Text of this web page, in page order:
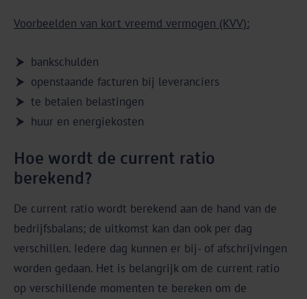
Voorbeelden van kort vreemd vermogen (KVV):
bankschulden
openstaande facturen bij leveranciers
te betalen belastingen
huur en energiekosten
Hoe wordt de current ratio
berekend?
De current ratio wordt berekend aan de hand van de
bedrijfsbalans; de uitkomst kan dan ook per dag
verschillen. Iedere dag kunnen er bij- of afschrijvingen
worden gedaan. Het is belangrijk om de current ratio
op verschillende momenten te bereken om de